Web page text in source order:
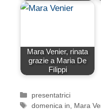
Mara Venier, rinata
grazie a Maria De
Filippi
Categorie
presentatrici
Tag
domenica in
Mara